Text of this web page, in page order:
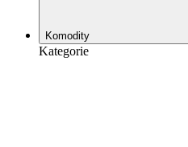
Komodity
Kategorie